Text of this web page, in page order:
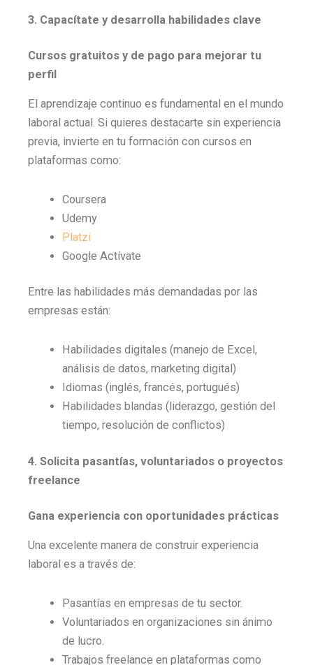
3. Capacítate y desarrolla habilidades clave
Cursos gratuitos y de pago para mejorar tu
perfil
El aprendizaje continuo es fundamental en el mundo
laboral actual. Si quieres destacarte sin experiencia
previa, invierte en tu formación con cursos en
plataformas como:
Coursera
Udemy
Platzi
Google Actívate
Entre las habilidades más demandadas por las
empresas están:
Habilidades digitales (manejo de Excel,
análisis de datos, marketing digital)
Idiomas (inglés, francés, portugués)
Habilidades blandas (liderazgo, gestión del
tiempo, resolución de conflictos)
4. Solicita pasantías, voluntariados o proyectos
freelance
Gana experiencia con oportunidades prácticas
Una excelente manera de construir experiencia
laboral es a través de:
Pasantías en empresas de tu sector.
Voluntariados en organizaciones sin ánimo
de lucro.
Trabajos freelance en plataformas como